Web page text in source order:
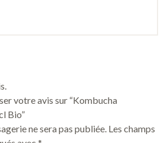
votre avis sur “Kombucha
Bio”
ne sera pas publiée. Les champs